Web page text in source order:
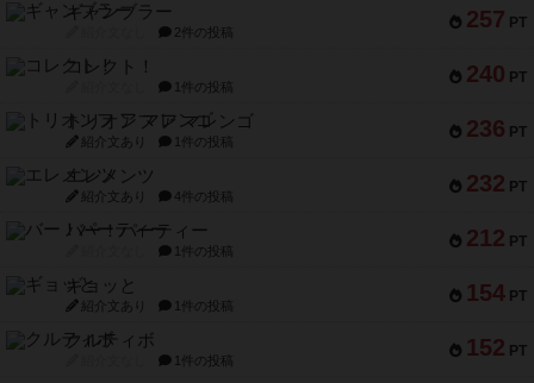
257 PT
ギャンブラー
2件の投稿
240 PT
コレクト！
1件の投稿
236 PT
トリオンフ ア マレンゴ
紹介文あり 1件の投稿
232 PT
エレメンツ
紹介文あり 4件の投稿
212 PT
バー！パーティー
1件の投稿
154 PT
ギョッと
紹介文あり 1件の投稿
152 PT
クルティボ
1件の投稿